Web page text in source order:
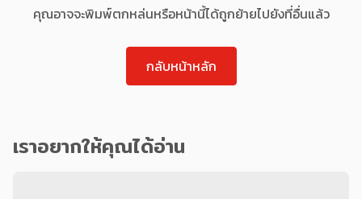
คุณอาจจะพิมพ์ตกหล่นหรือหน้านี้ได้ถูกย้ายไปยังที่อื่นแล้ว
กลับหน้าหลัก
เราอยากให้คุณได้อ่าน